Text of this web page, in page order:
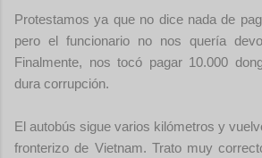
Protestamos ya que no dice nada de
pero el funcionario no nos quería
Finalmente, nos tocó pagar 10.000
dura corrupción.
El autobús sigue varios kilómetros y
fronterizo de Vietnam. Trato muy